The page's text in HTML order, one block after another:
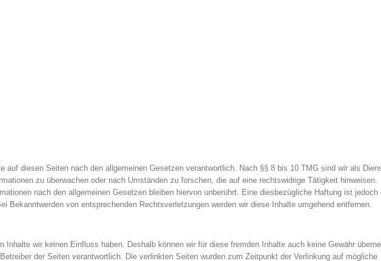
diesen Seiten nach den allgemeinen Gesetzen verantwortlich. Nach §§ 8 bis 10 TMG sind wir als
zu überwachen oder nach Umständen zu forschen, die auf eine rechtswidrige Tätigkeit hinweisen.
nach den allgemeinen Gesetzen bleiben hiervon unberührt. Eine diesbezügliche Haftung ist jedoch
von entsprechenden Rechtsverletzungen werden wir diese Inhalte umgehend entfernen.
wir keinen Einfluss haben. Deshalb können wir für diese fremden Inhalte auch keine Gewähr
der Seiten verantwortlich. Die verlinkten Seiten wurden zum Zeitpunkt der Verlinkung auf mögliche